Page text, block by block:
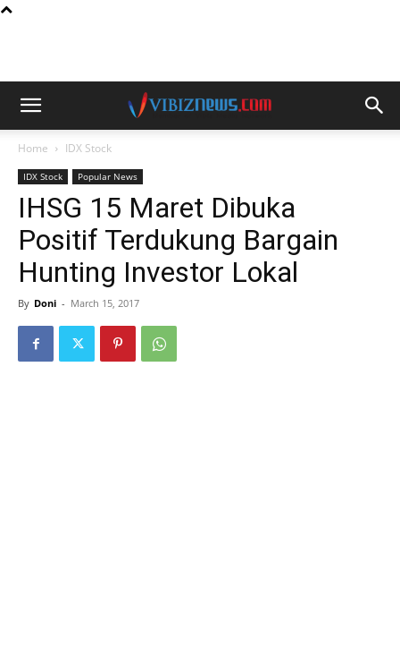
Home IDX Stock
IDX Stock Popular News
IHSG 15 Maret Dibuka
Positif Terdukung Bargain
Hunting Investor Lokal
By Doni - March 15, 2017